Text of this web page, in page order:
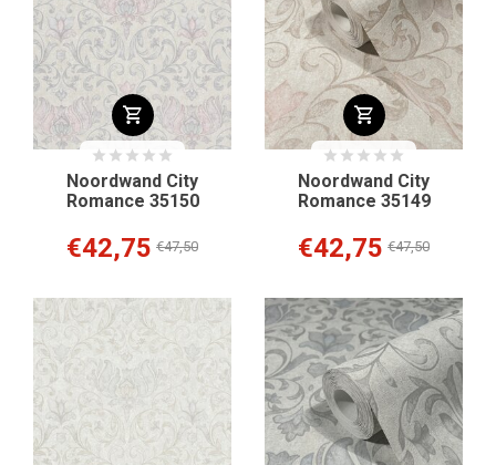
Noordwand City
Romance 35150
€42,75 €47,50
Noordwand City
Romance 35149
€42,75 €47,50